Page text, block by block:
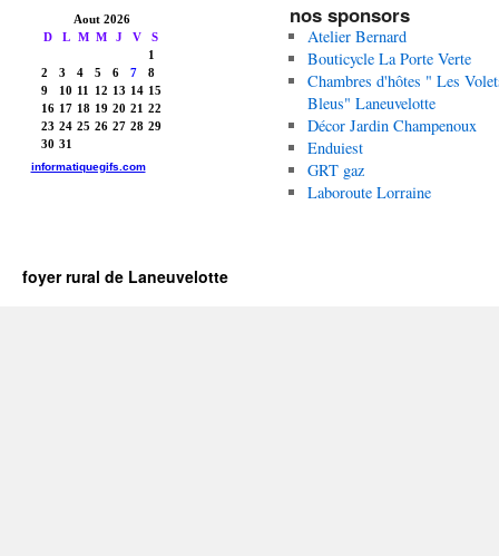
nos sponsors
Atelier Bernard
Bouticycle La Porte Verte
Chambres d'hôtes " Les
Bleus" Laneuvelotte
Décor Jardin Champenoux
Enduiest
GRT gaz
Laboroute Lorraine
foyer rural de Laneuvelotte